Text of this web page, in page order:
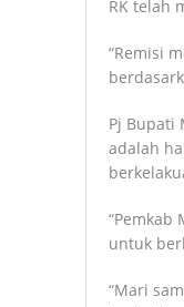
RK telah
“Remisi
Pj Bupati
adalah
untuk
“Mari